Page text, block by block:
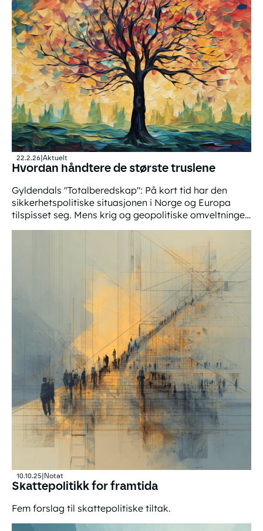
22.2.26|Aktuelt
Hvordan håndtere de største truslene
Gyldendals "Totalberedskap": På kort tid har den
sikkerhetspolitiske situasjonen i Norge og Europa
tilspisset seg. Mens krig og geopolitiske omveltninger
beredskapsutfordringer som følge av ekstremvær,
digital sårbarhet og sammensatte trusler, økt både i
10.10.25|Notat
Skattepolitikk for framtida
Fem forslag til skattepolitiske tiltak.